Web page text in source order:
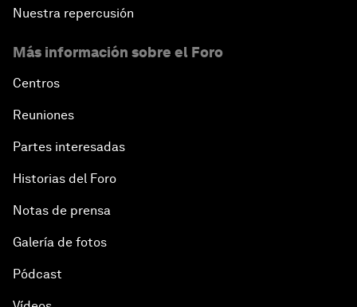
Nuestra repercusión
Más información sobre el Foro
Centros
Reuniones
Partes interesadas
Historias del Foro
Notas de prensa
Galería de fotos
Pódcast